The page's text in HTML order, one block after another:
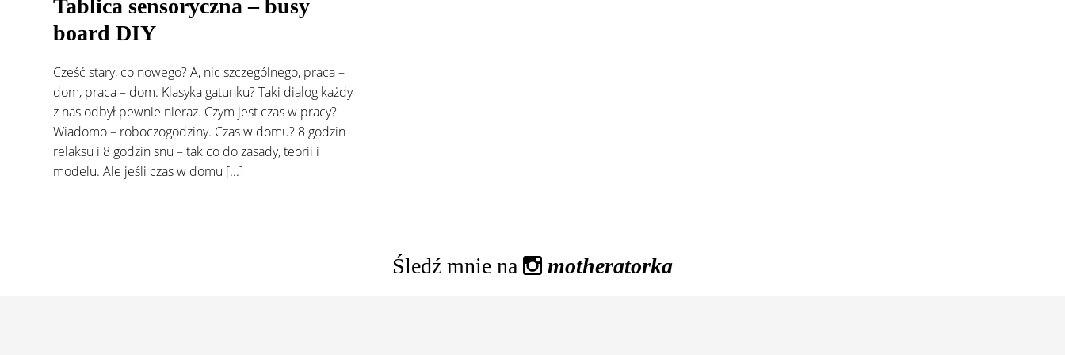
Tablica sensoryczna – busy
board DIY
Cześć stary, co nowego? A, nic szczególnego, praca –
dom, praca – dom. Klasyka gatunku? Taki dialog każdy
z nas odbył pewnie nieraz. Czym jest czas w pracy?
Wiadomo – roboczogodziny. Czas w domu? 8 godzin
relaksu i 8 godzin snu – tak co do zasady, teorii i
modelu. Ale jeśli czas w domu [...]
Śledź mnie na motheratorka